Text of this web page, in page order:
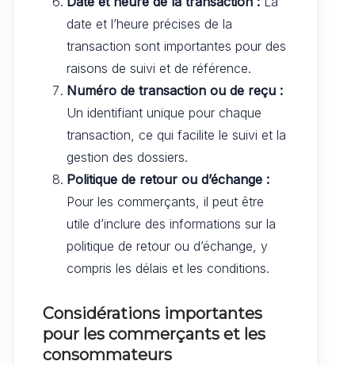
date et l’heure précises de la
transaction sont importantes pour des
raisons de suivi et de référence.
Numéro de transaction ou de reçu :
Un identifiant unique pour chaque
transaction, ce qui facilite le suivi et la
gestion des dossiers.
Politique de retour ou d’échange :
Pour les commerçants, il peut être
utile d’inclure des informations sur la
politique de retour ou d’échange, y
compris les délais et les conditions.
Considérations importantes
pour les commerçants et les
consommateurs